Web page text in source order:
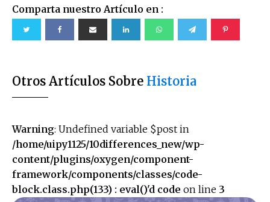
Comparta nuestro Artículo en :
Otros Artículos Sobre Historia
Warning: Undefined variable $post in
/home/uipy1125/10differences_new/wp-
content/plugins/oxygen/component-
framework/components/classes/code-
block.class.php(133) : eval()'d code on line 3